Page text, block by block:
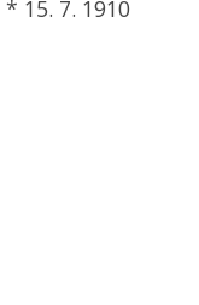
* 15. 7. 1910